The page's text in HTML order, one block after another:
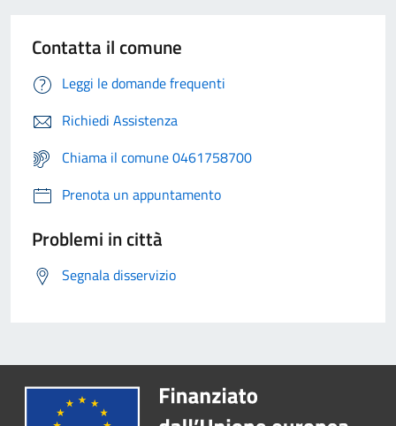
Contatta il comune
Leggi le domande frequenti
Richiedi Assistenza
Chiama il comune 0461758700
Prenota un appuntamento
Problemi in città
Segnala disservizio